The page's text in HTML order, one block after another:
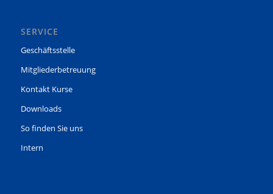
SERVICE
Geschäftsstelle
Mitgliederbetreuung
Kontakt Kurse
Downloads
So finden Sie uns
Intern